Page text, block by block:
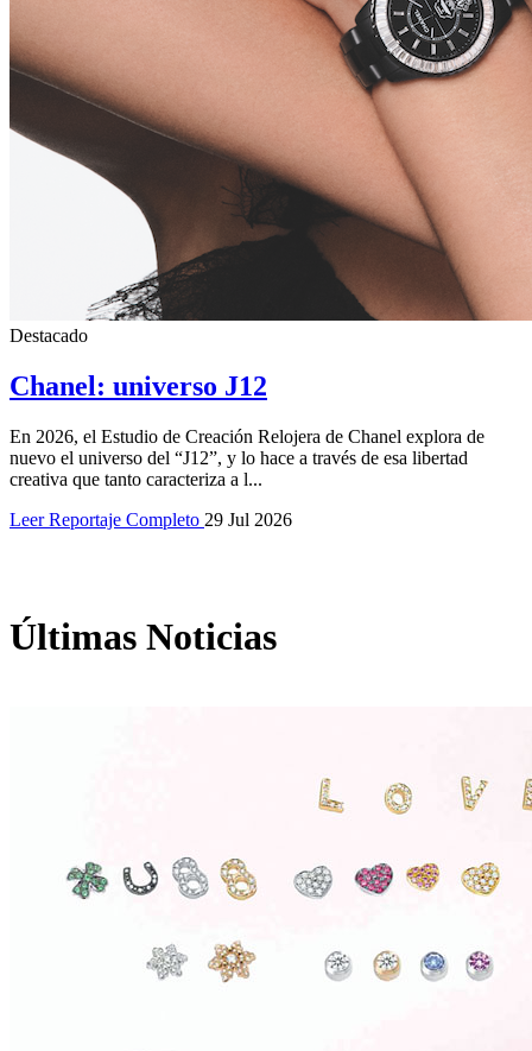
Destacado
Chanel: universo J12
En 2026, el Estudio de Creación Relojera de Chanel explora de
nuevo el universo del “J12”, y lo hace a través de esa libertad
creativa que tanto caracteriza a l...
Leer Reportaje Completo 29 Jul 2026
Últimas Noticias